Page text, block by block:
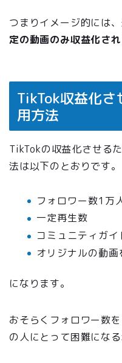
つまりイメージ的には、
定の動画のみ収益化さ
TikTok収益化さ
用方法
TikTokの収益化させる
法は以下のとおりです。
フォロワー数1万
一定再生数
コミュニティガ
オリジナルの動画
になります。
おそらくフォロワー数
の人にとって困難にな